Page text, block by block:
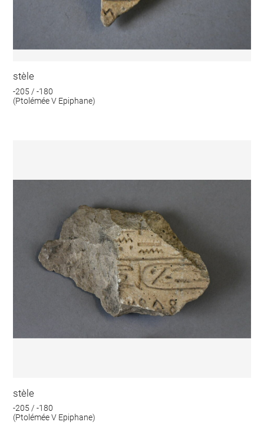
stèle
-205 / -180
(Ptolémée V Epiphane)
stèle
-205 / -180
(Ptolémée V Epiphane)